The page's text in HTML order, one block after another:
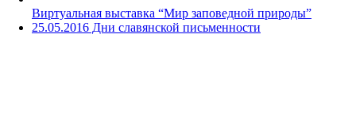
Виртуальная выставка “Мир заповедной природы”
25.05.2016 Дни славянской письменности